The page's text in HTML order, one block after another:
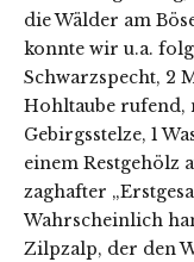
die Wälder am
konnte wir u.a.
Schwarzspecht, 2
Hohltaube rufend,
Gebirgsstelze, 1
einem Restgehölz
zaghafter
Wahrscheinlich
Zilpzalp, der den